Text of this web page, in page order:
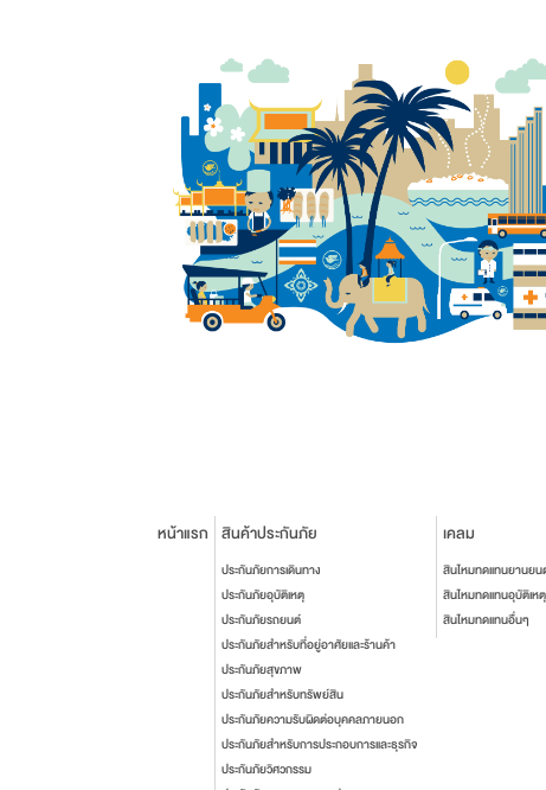
หน้าแรก สินค้าประกันภัย
ประกันภัยการเดินทาง
ประกันภัยอุบัติเหตุ
ประกันภัยรถยนต์
ประกันภัยสำหรับที่อยู่อาศัยและร้านค้า
ประกันภัยสุขภาพ
ประกันภัยสำหรับทรัพย์สิน
ประกันภัยความรับผิดต่อบุคคลภายนอก
ประกันภัยสำหรับการประกอบการและธุรกิจ
ประกันภัยวิศวกรรม
เคลม
สินไหมทดแทนยานยน
สินไหมทดแทนอุบัติเห
สินไหมทดแทนอื่นๆ